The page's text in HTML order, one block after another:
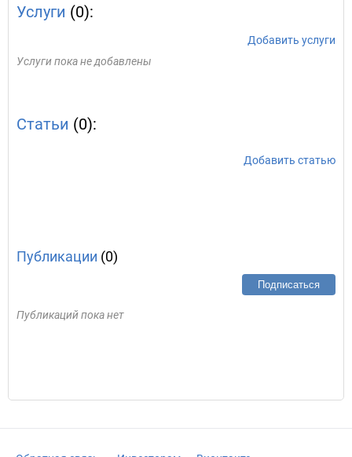
Услуги (0):
Добавить услуги
Услуги пока не добавлены
Статьи (0):
Добавить статью
Публикации (0)
Подписаться
Публикаций пока нет